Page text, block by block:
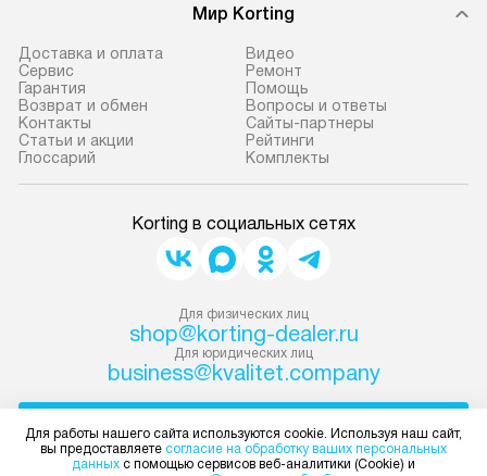
Мир Korting
Доставка и оплата
Сервис
Гарантия
Возврат и обмен
Контакты
Статьи и акции
Глоссарий
Видео
Ремонт
Помощь
Вопросы и ответы
Сайты-партнеры
Рейтинги
Комплекты
Korting в социальных сетях
Для физических лиц
shop@korting-dealer.ru
Для юридических лиц
business@kvalitet.company
Для работы нашего сайта используются cookie. Используя наш сайт,
вы предоставляете согласие на обработку ваших персональных
данных с помощью сервисов веб-аналитики (Cookie) и